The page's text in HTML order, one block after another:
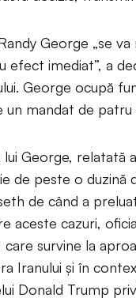
George „se
efect imediat”, a
George ocupă
un mandat de
George, relatată
de peste o duzină
de când a
aceste cazuri,
care survine la
Iranului și în
Donald Trump